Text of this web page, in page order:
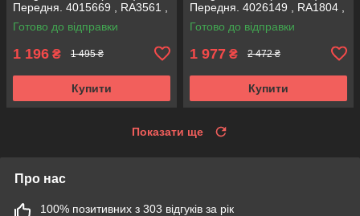
Передня. 4015669 , RA3561 ,
993299. Аксусс Корея
Готово до відправки
1 196 ₴ 1 495 ₴
Купити
Передня. 4026149 , RA1804 ,
997921. Аксусс Корея
Готово до відправки
1 977 ₴ 2 472 ₴
Купити
Показати ще
Про нас
100% позитивних з 303 відгуків за рік